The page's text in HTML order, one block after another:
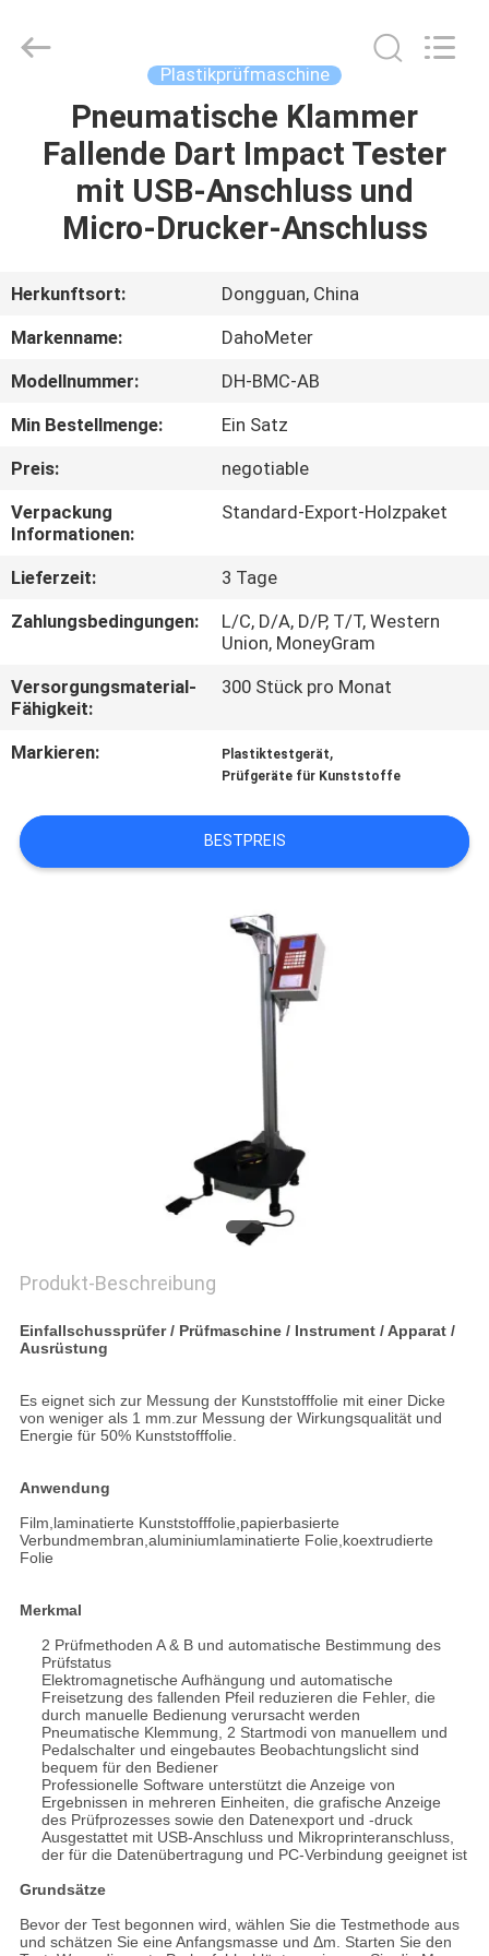
HAUS
PRODUKTE
UNS
AUSFLUG
QUALITÄTSKONTROLLE
TRETEN
SIE
MIT
IN
VERBINDUNG
SIE
EIN
Guangdong Hongtuo Instrument Technology Co.,Ltd.
Plastikprüfmaschine
Pneumatische Klammer
Fallende Dart Impact Tester
mit USB-Anschluss und
Micro-Drucker-Anschluss
Herkunftsort:
Dongguan, China
Markenname:
DahoMeter
Modellnummer:
DH-BMC-AB
Min Bestellmenge:
Ein Satz
Preis:
negotiable
Verpackung
Informationen:
Standard-Export-Holzpaket
Lieferzeit:
3 Tage
Zahlungsbedingungen:
L/C, D/A, D/P, T/T, Western
Union, MoneyGram
Versorgungsmaterial-
Fähigkeit:
300 Stück pro Monat
Markieren: Plastiktestgerät,
Prüfgeräte für Kunststoffe
BESTPREIS
Produkt-Beschreibung
Einfallschussprüfer / Prüfmaschine / Instrument / Apparat /
Ausrüstung
Es eignet sich zur Messung der Kunststofffolie mit einer Dicke
von weniger als 1 mm.zur Messung der Wirkungsqualität und
Energie für 50% Kunststofffolie.
Anwendung
Film,laminatierte Kunststofffolie,papierbasierte
Verbundmembran,aluminiumlaminatierte Folie,koextrudierte
Folie
Merkmal
2 Prüfmethoden A & B und automatische Bestimmung des
Prüfstatus
Elektromagnetische Aufhängung und automatische
Freisetzung des fallenden Pfeil reduzieren die Fehler, die
durch manuelle Bedienung verursacht werden
Pneumatische Klemmung, 2 Startmodi von manuellem und
Pedalschalter und eingebautes Beobachtungslicht sind
bequem für den Bediener
Professionelle Software unterstützt die Anzeige von
Ergebnissen in mehreren Einheiten, die grafische Anzeige
des Prüfprozesses sowie den Datenexport und -druck
Ausgestattet mit USB-Anschluss und Mikroprinteranschluss,
der für die Datenübertragung und PC-Verbindung geeignet ist
Grundsätze
Bevor der Test begonnen wird, wählen Sie die Testmethode aus
und schätzen Sie eine Anfangsmasse und Δm. Starten Sie den